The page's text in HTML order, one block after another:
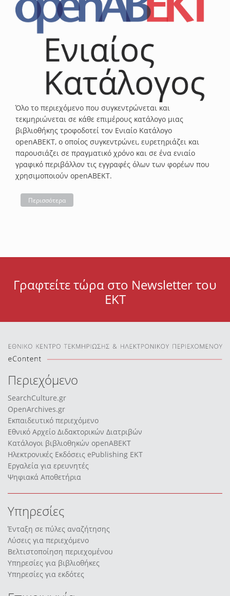
Όλο το περιεχόμενο που συγκεντρώνεται και
τεκμηριώνεται σε κάθε επιμέρους κατάλογο μιας
βιβλιοθήκης τροφοδοτεί τον Ενιαίο Κατάλογο
openABEKT, ο οποίος συγκεντρώνει, ευρετηριάζει και
παρουσιάζει σε πραγματικό χρόνο και σε ένα ενιαίο
γραφικό περιβάλλον τις εγγραφές όλων των φορέων που
χρησιμοποιούν openABEKT.
Περισσότερα
Γραφτείτε τώρα στο Newsletter του
ΕΚΤ
Περιεχόμενο
SearchCulture.gr
OpenArchives.gr
Εκπαιδευτικό περιεχόμενο
Εθνικό Αρχείο Διδακτορικών Διατριβών
Κατάλογοι βιβλιοθηκών openABEKT
Ηλεκτρονικές Εκδόσεις ePublishing EKT
Εργαλεία για ερευνητές
Ψηφιακά Αποθετήρια
Υπηρεσίες
Ένταξη σε πύλες αναζήτησης
Λύσεις για περιεχόμενο
Βελτιστοποίηση περιεχομένου
Υπηρεσίες για βιβλιοθήκες
Υπηρεσίες για εκδότες